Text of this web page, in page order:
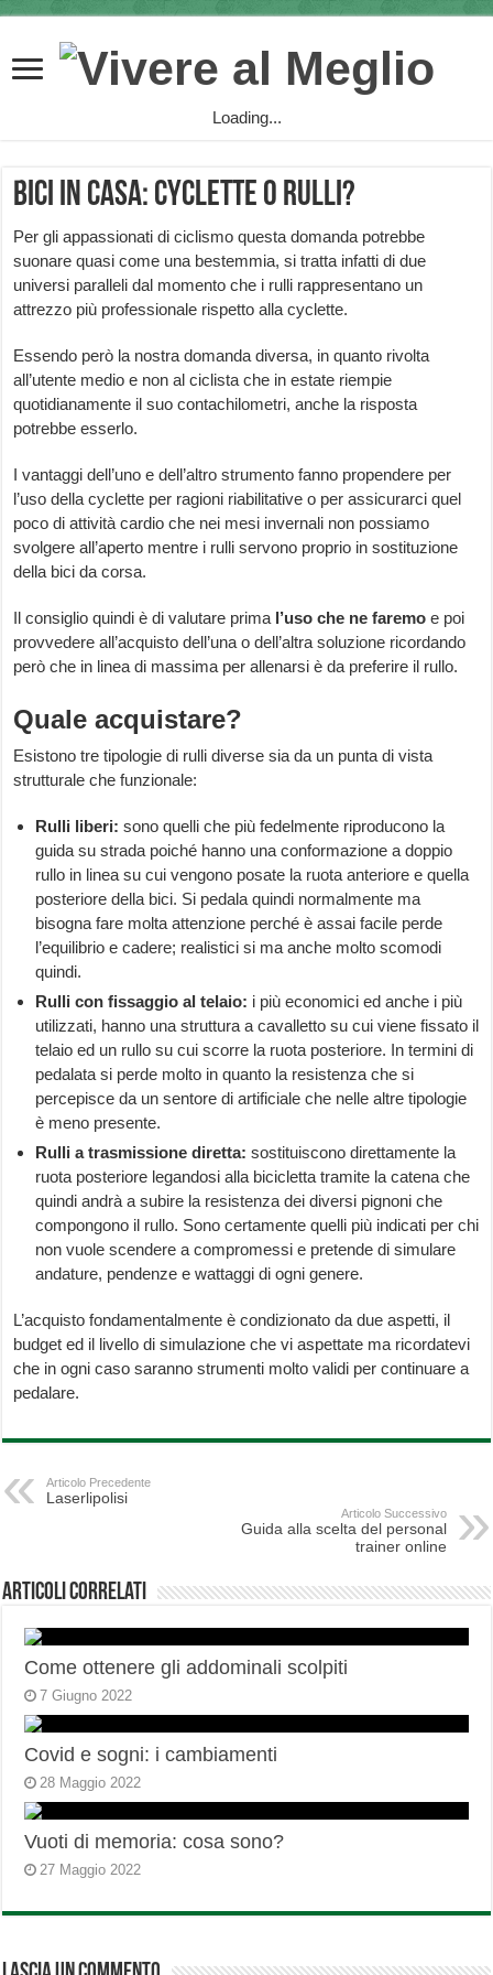
Loading...
Bici in casa: cyclette o rulli?
Per gli appassionati di ciclismo questa domanda potrebbe
suonare quasi come una bestemmia, si tratta infatti di due
universi paralleli dal momento che i rulli rappresentano un
attrezzo più professionale rispetto alla cyclette.
Essendo però la nostra domanda diversa, in quanto rivolta
all’utente medio e non al ciclista che in estate riempie
quotidianamente il suo contachilometri, anche la risposta
potrebbe esserlo.
I vantaggi dell’uno e dell’altro strumento fanno propendere per
l’uso della cyclette per ragioni riabilitative o per assicurarci quel
poco di attività cardio che nei mesi invernali non possiamo
svolgere all’aperto mentre i rulli servono proprio in sostituzione
della bici da corsa.
Il consiglio quindi è di valutare prima l’uso che ne faremo e poi
provvedere all’acquisto dell’una o dell’altra soluzione ricordando
però che in linea di massima per allenarsi è da preferire il rullo.
Quale acquistare?
Esistono tre tipologie di rulli diverse sia da un punta di vista
strutturale che funzionale:
Rulli liberi: sono quelli che più fedelmente riproducono la
guida su strada poiché hanno una conformazione a doppio
rullo in linea su cui vengono posate la ruota anteriore e quella
posteriore della bici. Si pedala quindi normalmente ma
bisogna fare molta attenzione perché è assai facile perde
l’equilibrio e cadere; realistici si ma anche molto scomodi
quindi.
Rulli con fissaggio al telaio: i più economici ed anche i più
utilizzati, hanno una struttura a cavalletto su cui viene fissato il
telaio ed un rullo su cui scorre la ruota posteriore. In termini di
pedalata si perde molto in quanto la resistenza che si
percepisce da un sentore di artificiale che nelle altre tipologie
è meno presente.
Rulli a trasmissione diretta: sostituiscono direttamente la
ruota posteriore legandosi alla bicicletta tramite la catena che
quindi andrà a subire la resistenza dei diversi pignoni che
compongono il rullo. Sono certamente quelli più indicati per chi
non vuole scendere a compromessi e pretende di simulare
andature, pendenze e wattaggi di ogni genere.
L’acquisto fondamentalmente è condizionato da due aspetti, il
budget ed il livello di simulazione che vi aspettate ma ricordatevi
che in ogni caso saranno strumenti molto validi per continuare a
pedalare.
Articolo Precedente
Laserlipolisi
Articolo Successivo
Guida alla scelta del personal
trainer online
Articoli correlati
Come ottenere gli addominali scolpiti
7 Giugno 2022
Covid e sogni: i cambiamenti
28 Maggio 2022
Vuoti di memoria: cosa sono?
27 Maggio 2022